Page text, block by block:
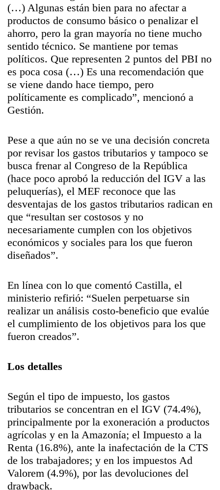
(…) Algunas están bien para no afectar a
productos de consumo básico o penalizar el
ahorro, pero la gran mayoría no tiene mucho
sentido técnico. Se mantiene por temas
políticos. Que representen 2 puntos del PBI no
es poca cosa (…) Es una recomendación que
se viene dando hace tiempo, pero
políticamente es complicado”, mencionó a
Gestión.
Pese a que aún no se ve una decisión concreta
por revisar los gastos tributarios y tampoco se
busca frenar al Congreso de la República
(hace poco aprobó la reducción del IGV a las
peluquerías), el MEF reconoce que las
desventajas de los gastos tributarios radican en
que “resultan ser costosos y no
necesariamente cumplen con los objetivos
económicos y sociales para los que fueron
diseñados”.
En línea con lo que comentó Castilla, el
ministerio refirió: “Suelen perpetuarse sin
realizar un análisis costo-beneficio que evalúe
el cumplimiento de los objetivos para los que
fueron creados”.
Los detalles
Según el tipo de impuesto, los gastos
tributarios se concentran en el IGV (74.4%),
principalmente por la exoneración a productos
agrícolas y en la Amazonía; el Impuesto a la
Renta (16.8%), ante la inafectación de la CTS
de los trabajadores; y en los impuestos Ad
Valorem (4.9%), por las devoluciones del
drawback.